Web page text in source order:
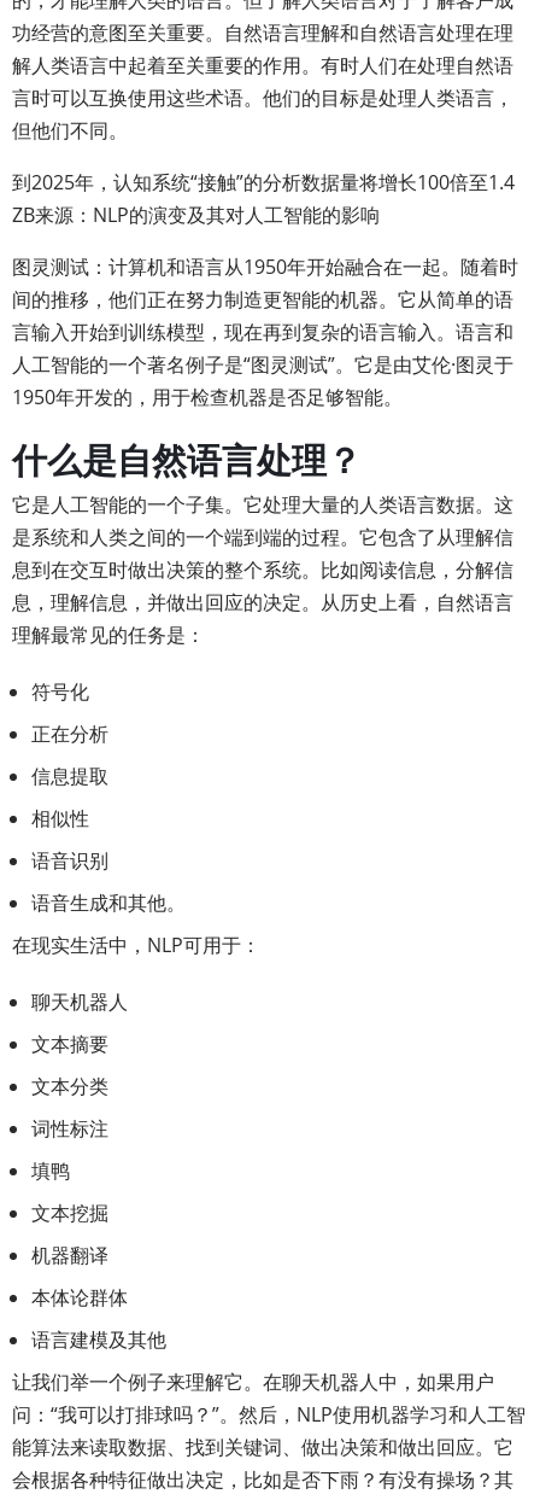
功经营的意图至关重要。自然语言理解和自然语言处理在理
解人类语言中起着至关重要的作用。有时人们在处理自然语
言时可以互换使用这些术语。他们的目标是处理人类语言，
但他们不同。
到2025年，认知系统“接触”的分析数据量将增长100倍至1.4
ZB来源：NLP的演变及其对人工智能的影响
图灵测试：计算机和语言从1950年开始融合在一起。随着时
间的推移，他们正在努力制造更智能的机器。它从简单的语
言输入开始到训练模型，现在再到复杂的语言输入。语言和
人工智能的一个著名例子是“图灵测试”。它是由艾伦·图灵于
1950年开发的，用于检查机器是否足够智能。
什么是自然语言处理？
它是人工智能的一个子集。它处理大量的人类语言数据。这
是系统和人类之间的一个端到端的过程。它包含了从理解信
息到在交互时做出决策的整个系统。比如阅读信息，分解信
息，理解信息，并做出回应的决定。从历史上看，自然语言
理解最常见的任务是：
符号化
正在分析
信息提取
相似性
语音识别
语音生成和其他。
在现实生活中，NLP可用于：
聊天机器人
文本摘要
文本分类
词性标注
填鸭
文本挖掘
机器翻译
本体论群体
语言建模及其他
让我们举一个例子来理解它。在聊天机器人中，如果用户
问：“我可以打排球吗？”。然后，NLP使用机器学习和人工智
能算法来读取数据、找到关键词、做出决策和做出回应。它
会根据各种特征做出决定，比如是否下雨？有没有操场？其